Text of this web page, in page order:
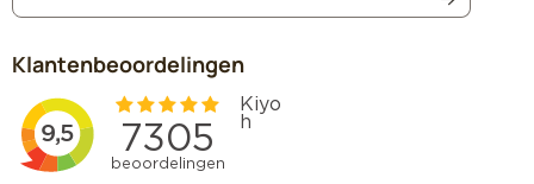
Klantenbeoordelingen